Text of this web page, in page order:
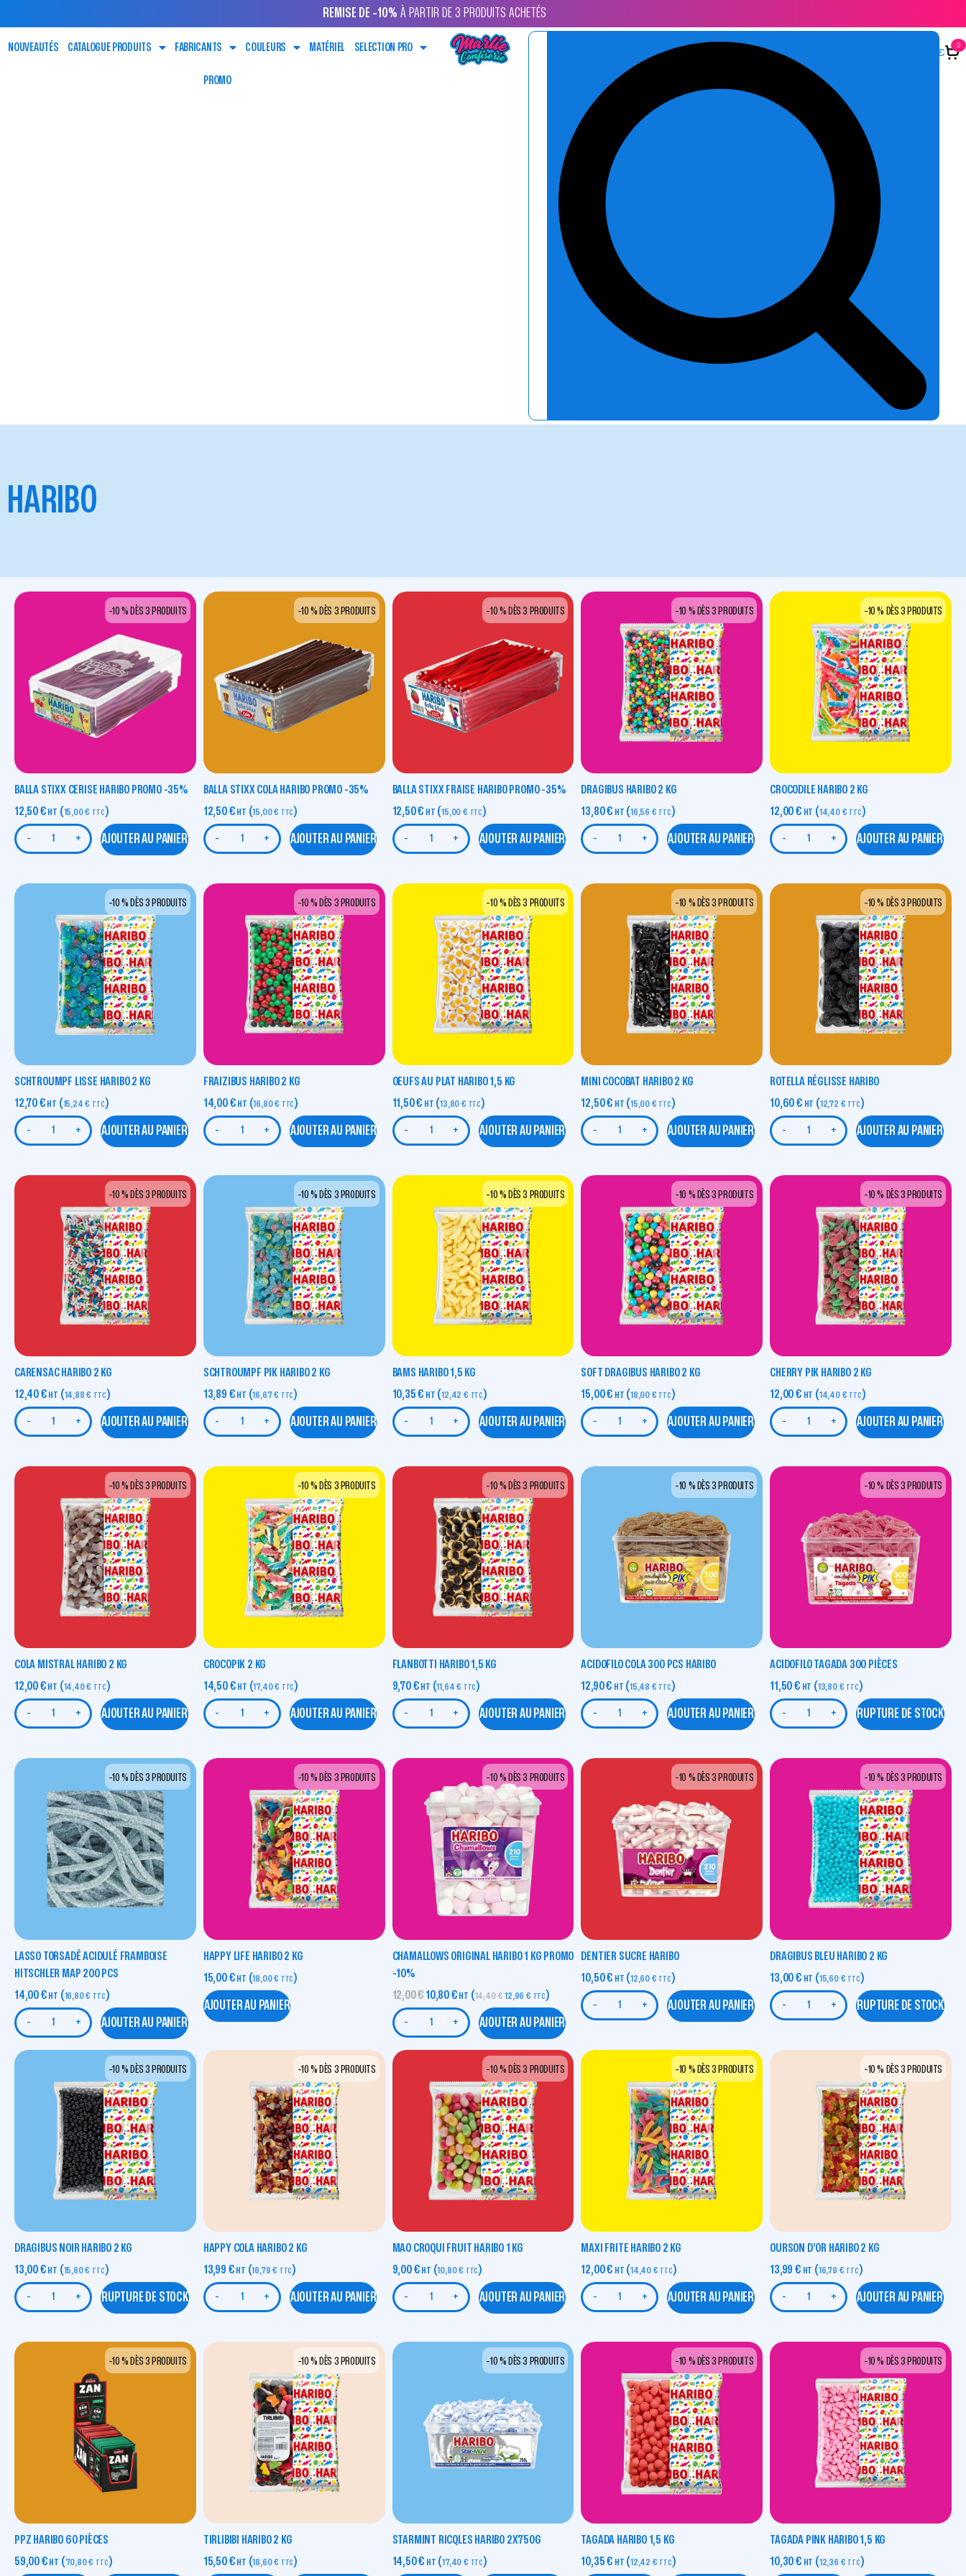
REMISE DE -10% À PARTIR DE 3 PRODUITS ACHETÉS
NOUVEAUTÉS CATALOGUE PRODUITS FABRICANTS COULEURS MATÉRIEL SELECTION PRO
PROMO
€
0
HARIBO
-10 % DÈS 3 PRODUITS
BALLA STIXX CERISE HARIBO PROMO -35%
12,50€ HT (15,00€ TTC)
- + AJOUTER AU PANIER
-10 % DÈS 3 PRODUITS
BALLA STIXX COLA HARIBO PROMO -35%
12,50€ HT (15,00€ TTC)
- + AJOUTER AU PANIER
-10 % DÈS 3 PRODUITS
BALLA STIXX FRAISE HARIBO PROMO -35%
12,50€ HT (15,00€ TTC)
- + AJOUTER AU PANIER
-10 % DÈS 3 PRODUITS
DRAGIBUS HARIBO 2 KG
13,80€ HT (16,56 € TTC)
- + AJOUTER AU PANIER
-10 % DÈS 3 PRODUITS
CROCODILE HARIBO 2 KG
12,00€ HT (14,40 € TTC)
- + AJOUTER AU PANIER
-10 % DÈS 3 PRODUITS
SCHTROUMPF LISSE HARIBO 2 KG
12,70€ HT (15,24€ TTC)
- + AJOUTER AU PANIER
-10 % DÈS 3 PRODUITS
FRAIZIBUS HARIBO 2 KG
14,00€ HT (16,80€ TTC)
- + AJOUTER AU PANIER
-10 % DÈS 3 PRODUITS
OEUFS AU PLAT HARIBO 1,5 KG
11,50€ HT (13,80€ TTC)
- + AJOUTER AU PANIER
-10 % DÈS 3 PRODUITS
MINI COCOBAT HARIBO 2 KG
12,50€ HT (15,00 € TTC)
- + AJOUTER AU PANIER
-10 % DÈS 3 PRODUITS
ROTELLA RÉGLISSE HARIBO
10,60€ HT (12,72 € TTC)
- + AJOUTER AU PANIER
-10 % DÈS 3 PRODUITS
CARENSAC HARIBO 2 KG
12,40€ HT (14,88€ TTC)
- + AJOUTER AU PANIER
-10 % DÈS 3 PRODUITS
SCHTROUMPF PIK HARIBO 2 KG
13,89 € HT (16,67€ TTC)
- + AJOUTER AU PANIER
-10 % DÈS 3 PRODUITS
BAMS HARIBO 1,5 KG
10,35€ HT (12,42€ TTC)
- + AJOUTER AU PANIER
-10 % DÈS 3 PRODUITS
SOFT DRAGIBUS HARIBO 2 KG
15,00€ HT (18,00 € TTC)
- + AJOUTER AU PANIER
-10 % DÈS 3 PRODUITS
CHERRY PIK HARIBO 2 KG
12,00€ HT (14,40 € TTC)
- + AJOUTER AU PANIER
-10 % DÈS 3 PRODUITS
COLA MISTRAL HARIBO 2 KG
12,00€ HT (14,40€ TTC)
- + AJOUTER AU PANIER
-10 % DÈS 3 PRODUITS
CROCOPIK 2 KG
14,50€ HT (17,40€ TTC)
- + AJOUTER AU PANIER
-10 % DÈS 3 PRODUITS
FLANBOTTI HARIBO 1,5 KG
9,70€ HT (11,64€ TTC)
- + AJOUTER AU PANIER
-10 % DÈS 3 PRODUITS
ACIDOFILO COLA 300 PCS HARIBO
12,90€ HT (15,48 € TTC)
- + AJOUTER AU PANIER
-10 % DÈS 3 PRODUITS
ACIDOFILO TAGADA 300 PIÈCES
11,50€ HT (13,80 € TTC)
- + RUPTURE DE STOCK
-10 % DÈS 3 PRODUITS
LASSO TORSADÉ ACIDULÉ FRAMBOISE
HITSCHLER MAP 200 PCS
14,00€ HT (16,80€ TTC)
- + AJOUTER AU PANIER
-10 % DÈS 3 PRODUITS
HAPPY LIFE HARIBO 2 KG
15,00€ HT (18,00€ TTC)
AJOUTER AU PANIER
-10 % DÈS 3 PRODUITS
CHAMALLOWS ORIGINAL HARIBO 1 KG PROMO
-10%
12,00€ 10,80€ HT (14,40€ 12,96 € TTC)
- + AJOUTER AU PANIER
-10 % DÈS 3 PRODUITS
DENTIER SUCRE HARIBO
10,50€ HT (12,60 € TTC)
- + AJOUTER AU PANIER
-10 % DÈS 3 PRODUITS
DRAGIBUS BLEU HARIBO 2 KG
13,00€ HT (15,60 € TTC)
- + RUPTURE DE STOCK
-10 % DÈS 3 PRODUITS
DRAGIBUS NOIR HARIBO 2 KG
13,00€ HT (15,60€ TTC)
- + RUPTURE DE STOCK
-10 % DÈS 3 PRODUITS
HAPPY COLA HARIBO 2 KG
13,99 € HT (16,79€ TTC)
- + AJOUTER AU PANIER
-10 % DÈS 3 PRODUITS
MAO CROQUI FRUIT HARIBO 1 KG
9,00€ HT (10,80€ TTC)
- + AJOUTER AU PANIER
-10 % DÈS 3 PRODUITS
MAXI FRITE HARIBO 2 KG
12,00€ HT (14,40 € TTC)
- + AJOUTER AU PANIER
-10 % DÈS 3 PRODUITS
OURSON D’OR HARIBO 2 KG
13,99 € HT (16,79 € TTC)
- + AJOUTER AU PANIER
-10 % DÈS 3 PRODUITS
PPZ HARIBO 60 PIÈCES
59,00€ HT (70,80€ TTC)
-10 % DÈS 3 PRODUITS
TIRLIBIBI HARIBO 2 KG
15,50€ HT (18,60€ TTC)
-10 % DÈS 3 PRODUITS
STARMINT RICQLES HARIBO 2X750G
14,50€ HT (17,40€ TTC)
-10 % DÈS 3 PRODUITS
TAGADA HARIBO 1,5 KG
10,35€ HT (12,42 € TTC)
-10 % DÈS 3 PRODUITS
TAGADA PINK HARIBO 1,5 KG
10,30€ HT (12,36 € TTC)